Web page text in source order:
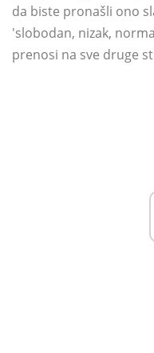
da biste pronašli ono
'slobodan, nizak,
prenosi na sve druge